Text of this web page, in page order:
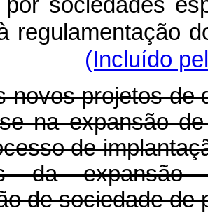
regulamentação
(Incluído
projetos de
na expansão
de
da expansão
de sociedade de